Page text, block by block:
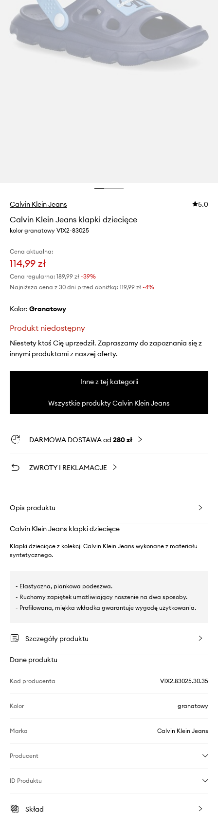
Calvin Klein Jeans 5.0
Calvin Klein Jeans klapki dziecięce
kolor granatowy V1X2-83025
Cena aktualna:
114,99 zł
Cena regularna: 189,99 zł -39%
Najniższa cena z 30 dni przed obniżką: 119,99 zł -4%
Kolor: granatowy
Produkt niedostępny
Niestety ktoś Cię uprzedził. Zapraszamy do zapoznania się z
innymi produktami z naszej oferty.
Inne z tej kategorii
Wszystkie produkty Calvin Klein Jeans
DARMOWA DOSTAWA od 280 zł
ZWROTY I REKLAMACJE
Opis produktu
Calvin Klein Jeans klapki dziecięce
Klapki dziecięce z kolekcji Calvin Klein Jeans wykonane z materiału
syntetycznego.
- Elastyczna, piankowa podeszwa.
- Ruchomy zapiętek umożliwiający noszenie na dwa sposoby.
- Profilowana, miękka wkładka gwarantuje wygodę użytkowania.
Szczegóły produktu
Dane produktu
Kod producenta V1X2.83025.30.35
Kolor granatowy
Marka Calvin Klein Jeans
Producent
ID Produktu
Skład